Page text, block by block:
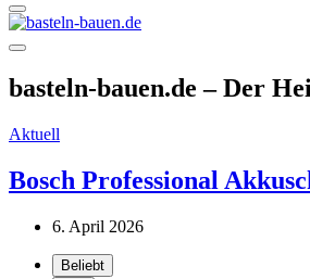
basteln-bauen.de – Der
Aktuell
Bosch Professional
6. April 2026
Beliebt